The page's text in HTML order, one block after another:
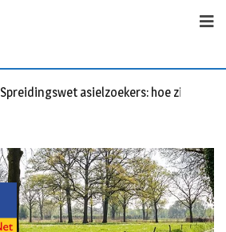
Spreidingswet asielzoekers: hoe zit dat?